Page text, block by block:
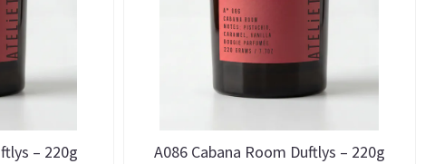
– 220g A086 Cabana Room Duftlys – 220g